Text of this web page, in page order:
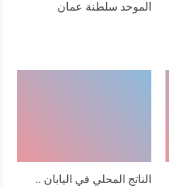
الموحد سلطنة عمان
الناتج المحلي في اليابان ..